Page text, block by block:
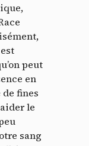
peut
en
fines
le
sang